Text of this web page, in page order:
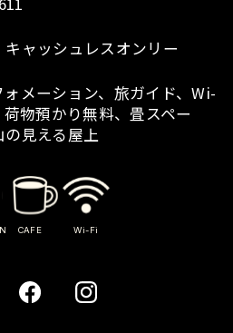
ャッシュレスオンリー
メーション、旅ガイド、Wi-
物預かり無料、畳スペー
の見える屋上
CAFE Wi-Fi